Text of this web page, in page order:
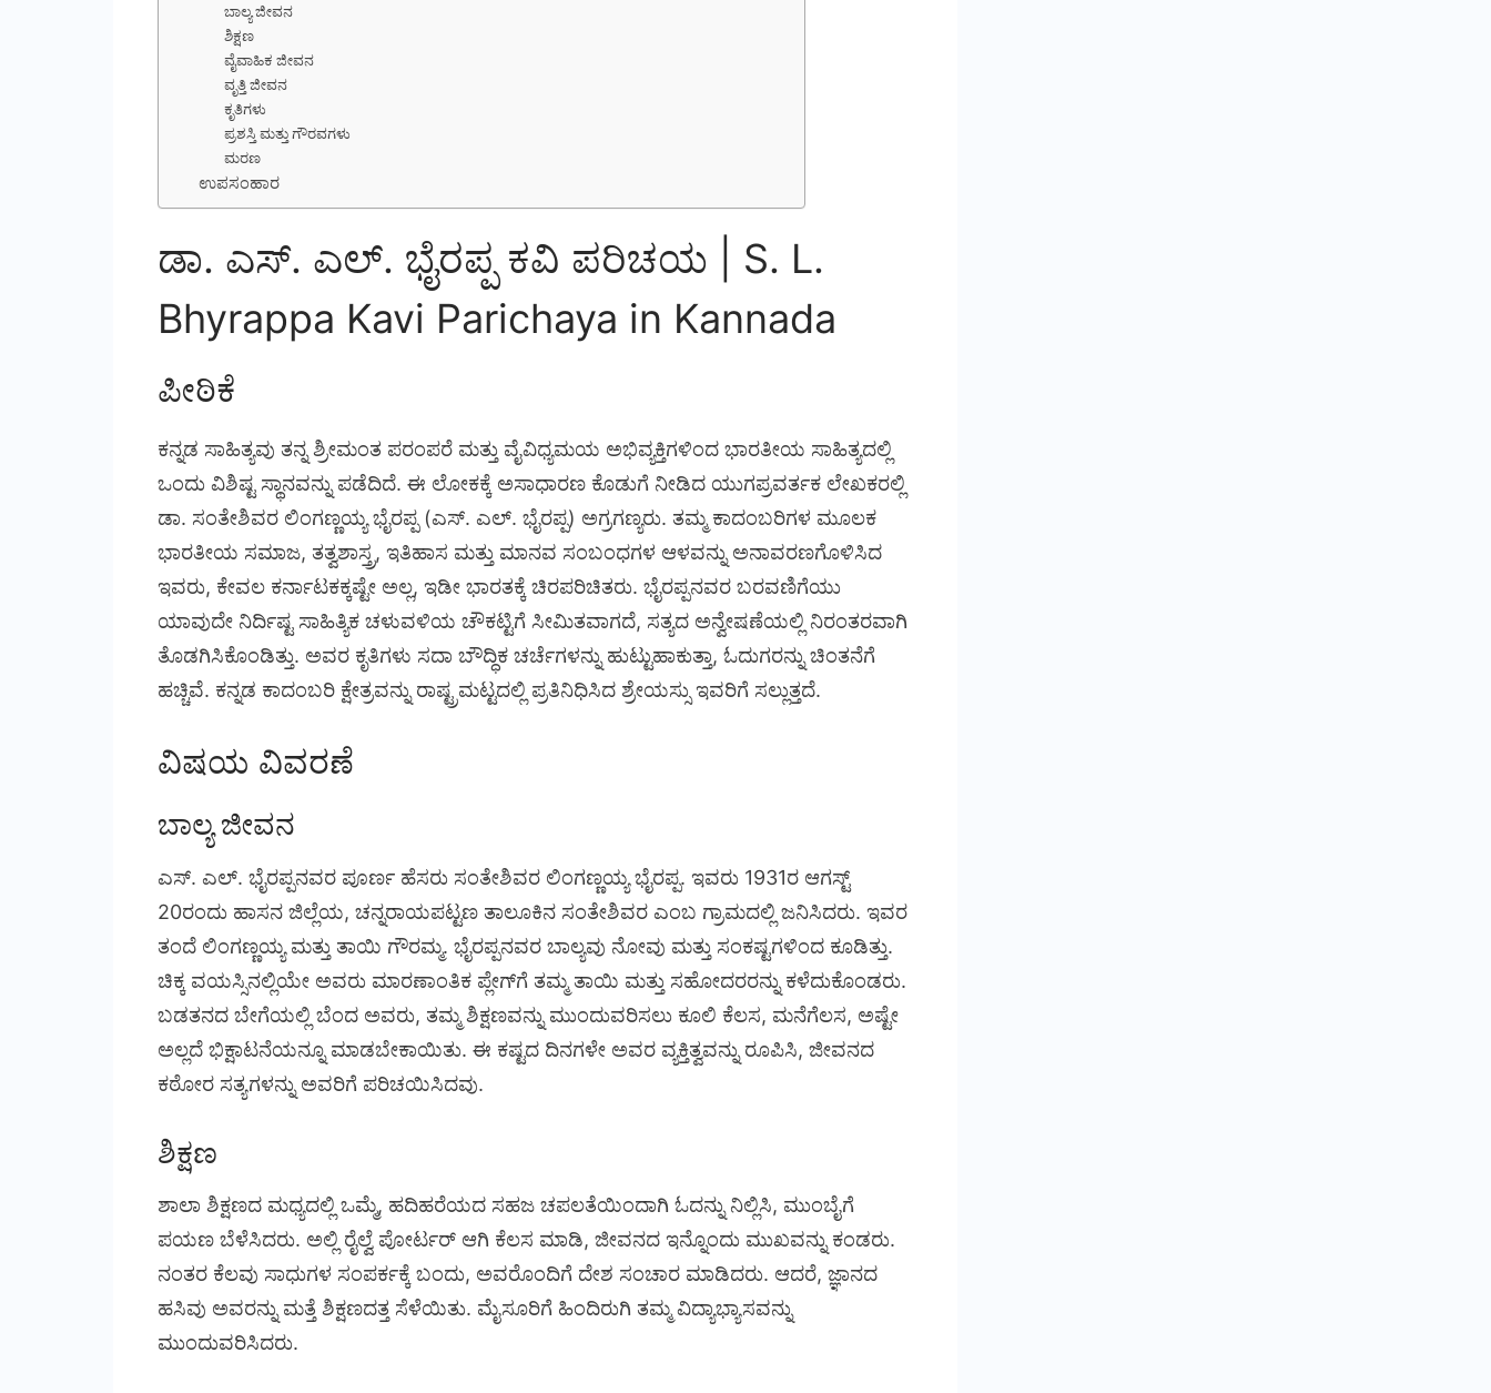
ಬಾಲ್ಯ ಜೀವನ
ಶಿಕ್ಷಣ
ವೈವಾಹಿಕ ಜೀವನ
ವೃತ್ತಿ ಜೀವನ
ಕೃತಿಗಳು
ಪ್ರಶಸ್ತಿ ಮತ್ತು ಗೌರವಗಳು
ಮರಣ
ಉಪಸಂಹಾರ
ಡಾ. ಎಸ್. ಎಲ್. ಭೈರಪ್ಪ ಕವಿ ಪರಿಚಯ | S. L.
Bhyrappa Kavi Parichaya in Kannada
ಪೀಠಿಕೆ
ಕನ್ನಡ ಸಾಹಿತ್ಯವು ತನ್ನ ಶ್ರೀಮಂತ ಪರಂಪರೆ ಮತ್ತು ವೈವಿಧ್ಯಮಯ ಅಭಿವ್ಯಕ್ತಿಗಳಿಂದ ಭಾರತೀಯ ಸಾಹಿತ್ಯದಲ್ಲಿ
ಒಂದು ವಿಶಿಷ್ಟ ಸ್ಥಾನವನ್ನು ಪಡೆದಿದೆ. ಈ ಲೋಕಕ್ಕೆ ಅಸಾಧಾರಣ ಕೊಡುಗೆ ನೀಡಿದ ಯುಗಪ್ರವರ್ತಕ ಲೇಖಕರಲ್ಲಿ
ಡಾ. ಸಂತೇಶಿವರ ಲಿಂಗಣ್ಣಯ್ಯ ಭೈರಪ್ಪ (ಎಸ್. ಎಲ್. ಭೈರಪ್ಪ) ಅಗ್ರಗಣ್ಯರು. ತಮ್ಮ ಕಾದಂಬರಿಗಳ ಮೂಲಕ
ಭಾರತೀಯ ಸಮಾಜ, ತತ್ವಶಾಸ್ತ್ರ, ಇತಿಹಾಸ ಮತ್ತು ಮಾನವ ಸಂಬಂಧಗಳ ಆಳವನ್ನು ಅನಾವರಣಗೊಳಿಸಿದ
ಇವರು, ಕೇವಲ ಕರ್ನಾಟಕಕ್ಕಷ್ಟೇ ಅಲ್ಲ, ಇಡೀ ಭಾರತಕ್ಕೆ ಚಿರಪರಿಚಿತರು. ಭೈರಪ್ಪನವರ ಬರವಣಿಗೆಯು
ಯಾವುದೇ ನಿರ್ದಿಷ್ಟ ಸಾಹಿತ್ಯಿಕ ಚಳುವಳಿಯ ಚೌಕಟ್ಟಿಗೆ ಸೀಮಿತವಾಗದೆ, ಸತ್ಯದ ಅನ್ವೇಷಣೆಯಲ್ಲಿ ನಿರಂತರವಾಗಿ
ತೊಡಗಿಸಿಕೊಂಡಿತ್ತು. ಅವರ ಕೃತಿಗಳು ಸದಾ ಬೌದ್ಧಿಕ ಚರ್ಚೆಗಳನ್ನು ಹುಟ್ಟುಹಾಕುತ್ತಾ, ಓದುಗರನ್ನು ಚಿಂತನೆಗೆ
ಹಚ್ಚಿವೆ. ಕನ್ನಡ ಕಾದಂಬರಿ ಕ್ಷೇತ್ರವನ್ನು ರಾಷ್ಟ್ರಮಟ್ಟದಲ್ಲಿ ಪ್ರತಿನಿಧಿಸಿದ ಶ್ರೇಯಸ್ಸು ಇವರಿಗೆ ಸಲ್ಲುತ್ತದೆ.
ವಿಷಯ ವಿವರಣೆ
ಬಾಲ್ಯ ಜೀವನ
ಎಸ್. ಎಲ್. ಭೈರಪ್ಪನವರ ಪೂರ್ಣ ಹೆಸರು ಸಂತೇಶಿವರ ಲಿಂಗಣ್ಣಯ್ಯ ಭೈರಪ್ಪ. ಇವರು 1931ರ ಆಗಸ್ಟ್
20ರಂದು ಹಾಸನ ಜಿಲ್ಲೆಯ, ಚನ್ನರಾಯಪಟ್ಟಣ ತಾಲೂಕಿನ ಸಂತೇಶಿವರ ಎಂಬ ಗ್ರಾಮದಲ್ಲಿ ಜನಿಸಿದರು. ಇವರ
ತಂದೆ ಲಿಂಗಣ್ಣಯ್ಯ ಮತ್ತು ತಾಯಿ ಗೌರಮ್ಮ. ಭೈರಪ್ಪನವರ ಬಾಲ್ಯವು ನೋವು ಮತ್ತು ಸಂಕಷ್ಟಗಳಿಂದ ಕೂಡಿತ್ತು.
ಚಿಕ್ಕ ವಯಸ್ಸಿನಲ್ಲಿಯೇ ಅವರು ಮಾರಣಾಂತಿಕ ಪ್ಲೇಗ್‌ಗೆ ತಮ್ಮ ತಾಯಿ ಮತ್ತು ಸಹೋದರರನ್ನು ಕಳೆದುಕೊಂಡರು.
ಬಡತನದ ಬೇಗೆಯಲ್ಲಿ ಬೆಂದ ಅವರು, ತಮ್ಮ ಶಿಕ್ಷಣವನ್ನು ಮುಂದುವರಿಸಲು ಕೂಲಿ ಕೆಲಸ, ಮನೆಗೆಲಸ, ಅಷ್ಟೇ
ಅಲ್ಲದೆ ಭಿಕ್ಷಾಟನೆಯನ್ನೂ ಮಾಡಬೇಕಾಯಿತು. ಈ ಕಷ್ಟದ ದಿನಗಳೇ ಅವರ ವ್ಯಕ್ತಿತ್ವವನ್ನು ರೂಪಿಸಿ, ಜೀವನದ
ಕಠೋರ ಸತ್ಯಗಳನ್ನು ಅವರಿಗೆ ಪರಿಚಯಿಸಿದವು.
ಶಿಕ್ಷಣ
ಶಾಲಾ ಶಿಕ್ಷಣದ ಮಧ್ಯದಲ್ಲಿ ಒಮ್ಮೆ, ಹದಿಹರೆಯದ ಸಹಜ ಚಪಲತೆಯಿಂದಾಗಿ ಓದನ್ನು ನಿಲ್ಲಿಸಿ, ಮುಂಬೈಗೆ
ಪಯಣ ಬೆಳೆಸಿದರು. ಅಲ್ಲಿ ರೈಲ್ವೆ ಪೋರ್ಟರ್ ಆಗಿ ಕೆಲಸ ಮಾಡಿ, ಜೀವನದ ಇನ್ನೊಂದು ಮುಖವನ್ನು ಕಂಡರು.
ನಂತರ ಕೆಲವು ಸಾಧುಗಳ ಸಂಪರ್ಕಕ್ಕೆ ಬಂದು, ಅವರೊಂದಿಗೆ ದೇಶ ಸಂಚಾರ ಮಾಡಿದರು. ಆದರೆ, ಜ್ಞಾನದ
ಹಸಿವು ಅವರನ್ನು ಮತ್ತೆ ಶಿಕ್ಷಣದತ್ತ ಸೆಳೆಯಿತು. ಮೈಸೂರಿಗೆ ಹಿಂದಿರುಗಿ ತಮ್ಮ ವಿದ್ಯಾಭ್ಯಾಸವನ್ನು
ಮುಂದುವರಿಸಿದರು.